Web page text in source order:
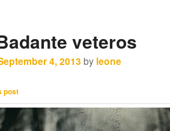
veteros
4, 2013 by leone
post